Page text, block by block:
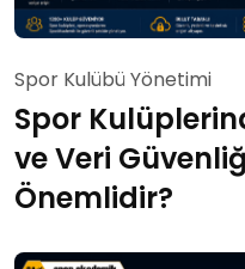
Spor Kulübü Yönetimi
Spor
ve Veri
Önemlidir?